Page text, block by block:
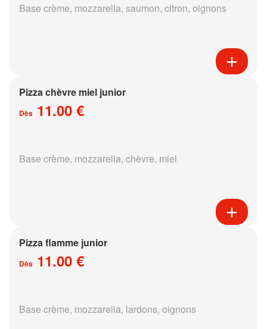
Base crème, mozzarella, saumon, citron, oignons
Pizza chèvre miel junior
Dès 11.00 €
Base crème, mozzarella, chèvre, miel
Pizza flamme junior
Dès 11.00 €
Base crème, mozzarella, lardons, oignons